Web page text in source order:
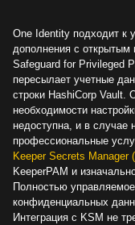
One Identity подходит к
дополнения с открытым
Safeguard for Privileged
пересылает учетные
строки HashiCorp Vault.
необходимости
недоступна, и в случае
профессиональные
Keeper Secrets Manager
KeeperPAM и
Полностью
конфиденциальных
Интеграция с KSM не